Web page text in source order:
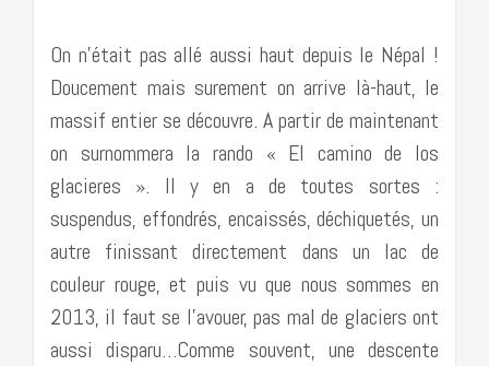
On n’était pas allé aussi haut depuis le Népal !
Doucement mais surement on arrive là-haut, le
massif entier se découvre. A partir de maintenant
on surnommera la rando « El camino de los
glacieres ». Il y en a de toutes sortes :
suspendus, effondrés, encaissés, déchiquetés, un
autre finissant directement dans un lac de
couleur rouge, et puis vu que nous sommes en
2013, il faut se l’avouer, pas mal de glaciers ont
aussi disparu…Comme souvent, une descente